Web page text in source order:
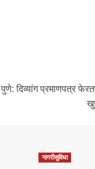
पुणे: दिव्यांग प्रमाणपत्र
नागरीसुविधा